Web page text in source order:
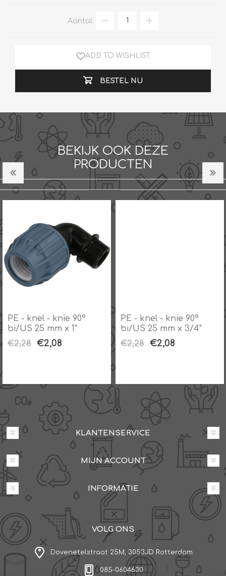
Aantal:
ADD TO WISHLIST
BESTEL NU
BEKIJK OOK DEZE
PRODUCTEN
PE - knel - knie 90°
bi/US 25 mm x 1"
€2,28
€2,08
PE - knel - knie 90°
bi/US 25 mm x 3/4"
€2,28
€2,08
KLANTENSERVICE
MIJN ACCOUNT
INFORMATIE
VOLG ONS
Dovenetelstraat 25M, 3053JD Rotterdam
085-0604630